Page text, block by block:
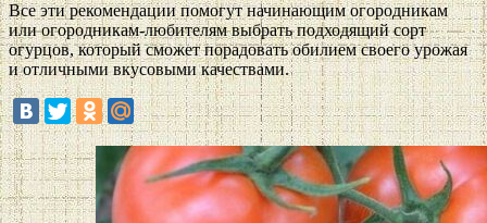
Все эти рекомендации помогут начинающим огородникам
или огородникам-любителям выбрать подходящий сорт
огурцов, который сможет порадовать обилием своего урожая
и отличными вкусовыми качествами.